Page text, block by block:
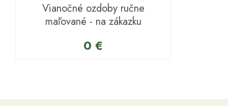
Vianočné ozdoby ručne
maľované - na zákazku
0 €